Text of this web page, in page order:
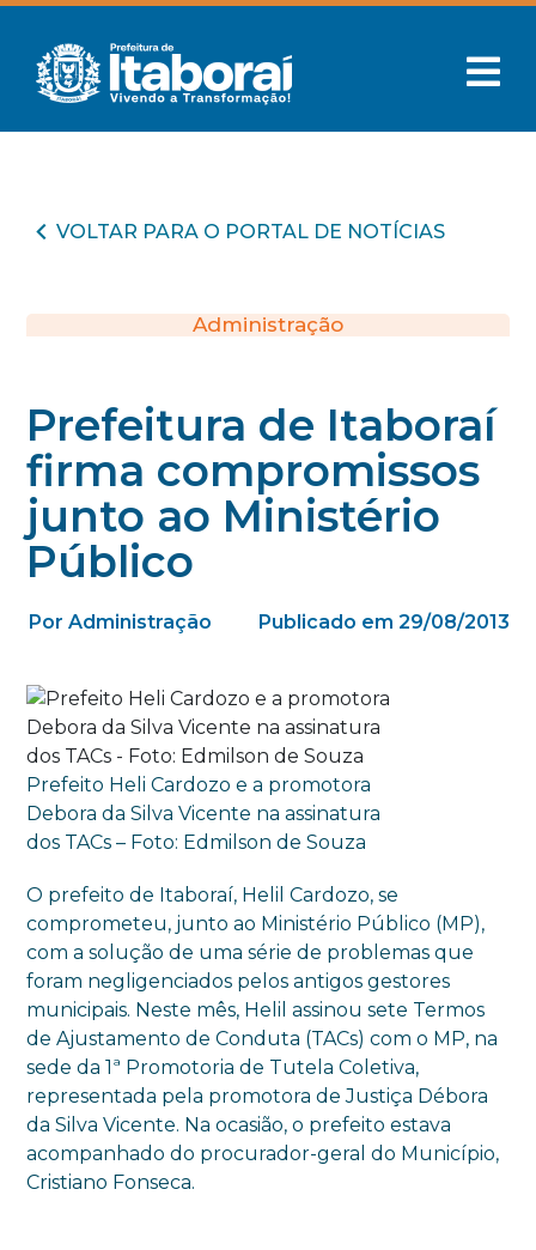
VOLTAR PARA O PORTAL DE NOTÍCIAS
Administração
Prefeitura de Itaboraí
firma compromissos
junto ao Ministério
Público
Por Administração Publicado em 29/08/2013
Prefeito Heli Cardozo e a promotora
Debora da Silva Vicente na assinatura
dos TACs – Foto: Edmilson de Souza
O prefeito de Itaboraí, Helil Cardozo, se
comprometeu, junto ao Ministério Público (MP),
com a solução de uma série de problemas que
foram negligenciados pelos antigos gestores
municipais. Neste mês, Helil assinou sete Termos
de Ajustamento de Conduta (TACs) com o MP, na
sede da 1ª Promotoria de Tutela Coletiva,
representada pela promotora de Justiça Débora
da Silva Vicente. Na ocasião, o prefeito estava
acompanhado do procurador-geral do Município,
Cristiano Fonseca.